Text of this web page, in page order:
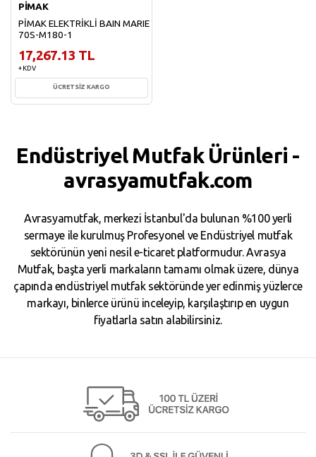
PİMAK
PİMAK ELEKTRİKLİ BAIN MARIE
70S-M180-1
17,267.13 TL
+ KDV
ÜCRETSİZ KARGO
Endüstriyel Mutfak Ürünleri -
avrasyamutfak.com
Avrasyamutfak, merkezi İstanbul'da bulunan %100 yerli
sermaye ile kurulmuş Profesyonel ve Endüstriyel mutfak
sektörünün yeni nesil e-ticaret platformudur. Avrasya
Mutfak, başta yerli markaların tamamı olmak üzere, dünya
çapında endüstriyel mutfak sektöründe yer edinmiş yüzlerce
markayı, binlerce ürünü inceleyip, karşılaştırıp en uygun
fiyatlarla satın alabilirsiniz.